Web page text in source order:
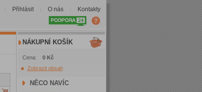
Přihlásit O nás Kontakty
NÁKUPNÍ KOŠÍK
Cena: 0 Kč
Zobrazit obsah
NĚCO NAVÍC